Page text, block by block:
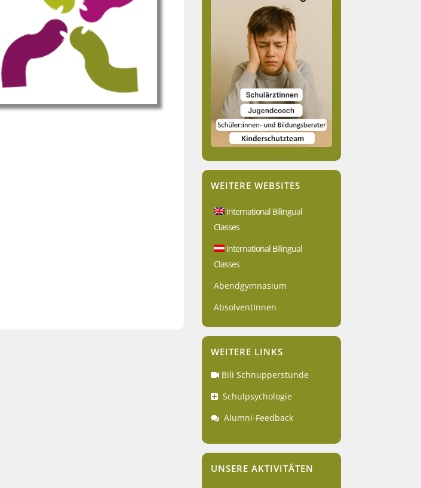
WEITERE WEBSITES
International Bilingual
Classes
International Bilingual
Classes
Abendgymnasium
AbsolventInnen
WEITERE LINKS
Bili Schnupperstunde
Schulpsychologie
Alumni-Feedback
UNSERE AKTIVITÄTEN